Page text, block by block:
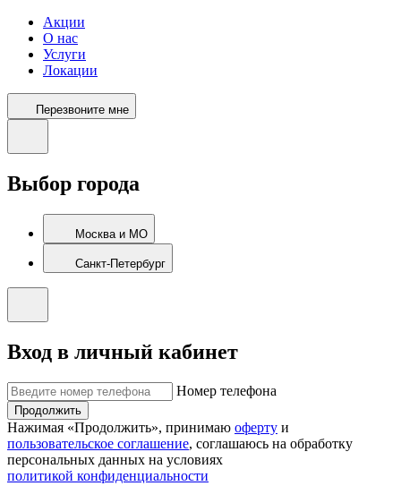
Акции
О нас
Услуги
Локации
Перезвоните мне
Выбор города
Москва и МО
Санкт-Петербург
Вход в личный кабинет
Номер телефона
Продолжить
Нажимая «Продолжить», принимаю оферту и
пользовательское соглашение, соглашаюсь на обработку
персональных данных на условиях
политикой конфиденциальности